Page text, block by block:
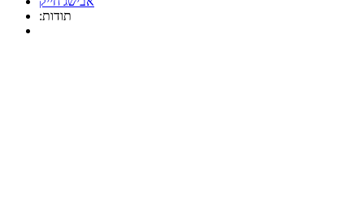
:תודות